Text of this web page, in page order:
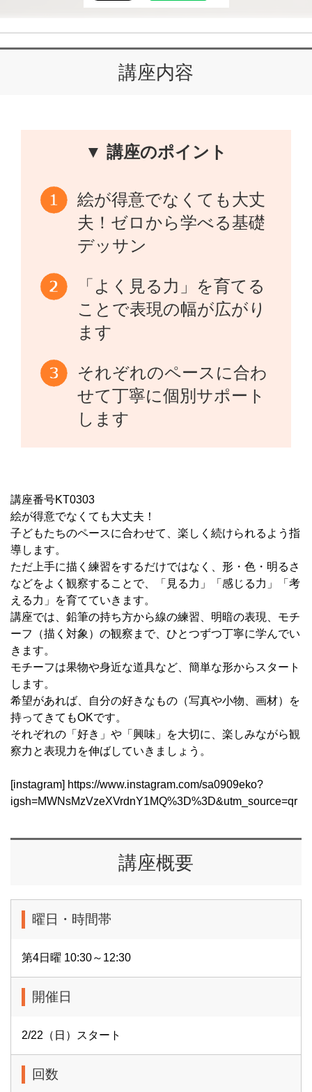
講座内容
▼ 講座のポイント
絵が得意でなくても大丈
夫！ゼロから学べる基礎
デッサン
「よく見る力」を育てる
ことで表現の幅が広がり
ます
それぞれのペースに合わ
せて丁寧に個別サポート
します
講座番号KT0303
絵が得意でなくても大丈夫！
子どもたちのペースに合わせて、楽しく続けられるよう指
導します。
ただ上手に描く練習をするだけではなく、形・色・明るさ
などをよく観察することで、「見る力」「感じる力」「考
える力」を育てていきます。
講座では、鉛筆の持ち方から線の練習、明暗の表現、モチ
ーフ（描く対象）の観察まで、ひとつずつ丁寧に学んでい
きます。
モチーフは果物や身近な道具など、簡単な形からスタート
します。
希望があれば、自分の好きなもの（写真や小物、画材）を
持ってきてもOKです。
それぞれの「好き」や「興味」を大切に、楽しみながら観
察力と表現力を伸ばしていきましょう。
[instagram] https://www.instagram.com/sa0909eko?
igsh=MWNsMzVzeXVrdnY1MQ%3D%3D&utm_source=qr
講座概要
曜日・時間帯
第4日曜 10:30～12:30
開催日
2/22（日）スタート
回数